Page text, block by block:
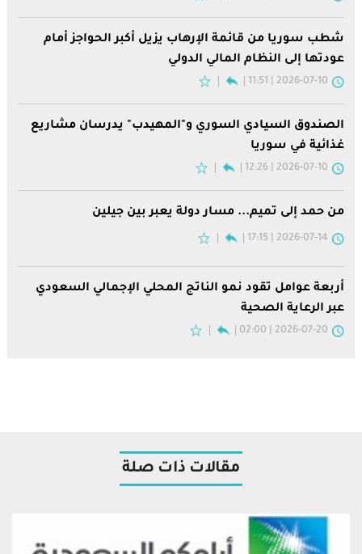
شطب سوريا من قائمة الإرهاب يزيل أكبر الحواجز أمام
عودتها إلى النظام المالي الدولي
2026-07-10 | 11:51
الصندوق السيادي السوري و"المهيدب" يدرسان مشاريع
غذائية في سوريا
2026-07-10 | 12:26
من حمد إلى تميم... مسار دولة يعبر بين جيلين
2026-07-14 | 17:15
أربعة عوامل تقود نمو الناتج المحلي الإجمالي السعودي
عبر الرعاية الصحية
2026-07-20 | 02:00
مقالات ذات صلة